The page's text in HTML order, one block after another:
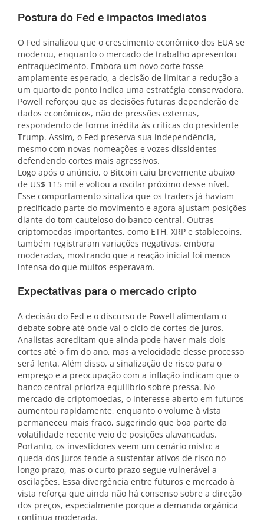
Postura do Fed e impactos imediatos
O Fed sinalizou que o crescimento econômico dos EUA se
moderou, enquanto o mercado de trabalho apresentou
enfraquecimento. Embora um novo corte fosse
amplamente esperado, a decisão de limitar a redução a
um quarto de ponto indica uma estratégia conservadora.
Powell reforçou que as decisões futuras dependerão de
dados econômicos, não de pressões externas,
respondendo de forma inédita às críticas do presidente
Trump. Assim, o Fed preserva sua independência,
mesmo com novas nomeações e vozes dissidentes
defendendo cortes mais agressivos.
Logo após o anúncio, o Bitcoin caiu brevemente abaixo
de US$ 115 mil e voltou a oscilar próximo desse nível.
Esse comportamento sinaliza que os traders já haviam
precificado parte do movimento e agora ajustam posições
diante do tom cauteloso do banco central. Outras
criptomoedas importantes, como ETH, XRP e stablecoins,
também registraram variações negativas, embora
moderadas, mostrando que a reação inicial foi menos
intensa do que muitos esperavam.
Expectativas para o mercado cripto
A decisão do Fed e o discurso de Powell alimentam o
debate sobre até onde vai o ciclo de cortes de juros.
Analistas acreditam que ainda pode haver mais dois
cortes até o fim do ano, mas a velocidade desse processo
será lenta. Além disso, a sinalização de risco para o
emprego e a preocupação com a inflação indicam que o
banco central prioriza equilíbrio sobre pressa. No
mercado de criptomoedas, o interesse aberto em futuros
aumentou rapidamente, enquanto o volume à vista
permaneceu mais fraco, sugerindo que boa parte da
volatilidade recente veio de posições alavancadas.
Portanto, os investidores veem um cenário misto: a
queda dos juros tende a sustentar ativos de risco no
longo prazo, mas o curto prazo segue vulnerável a
oscilações. Essa divergência entre futuros e mercado à
vista reforça que ainda não há consenso sobre a direção
dos preços, especialmente porque a demanda orgânica
continua moderada.